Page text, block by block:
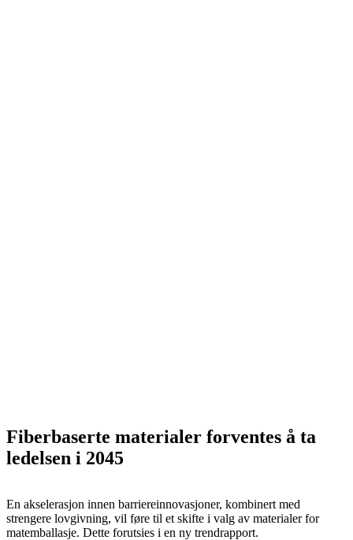
Fiberbaserte materialer forventes å ta
ledelsen i 2045
En akselerasjon innen barriereinnovasjoner, kombinert med
strengere lovgivning, vil føre til et skifte i valg av materialer for
matemballasje. Dette forutsies i en ny trendrapport.